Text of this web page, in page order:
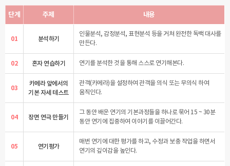
단계 주제 내용
01 분석하기
인물분석, 감정분석, 표현분석 등을 거쳐 완전한 독백 대사를
만든다.
02 혼자 연습하기 연기를 분석한 것을 통해 스스로 연기해본다.
03
카메라 앞에서의
기본 자세 테스트
관객(카메라)을 설정하여 관객을 의식 또는 무의식 하여
움직인다.
04 장면 연극 만들기
그 동안 배운 연기의 기본과정들을 하나로 묶어 15 ~ 30분
동안 연기에 집중하여 이야기를 이끌어간다.
05 연기평가
매번 연기에 대한 평가를 하고, 수정과 보충 작업을 하면서
연기의 깊이감을 높인다.